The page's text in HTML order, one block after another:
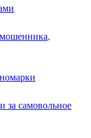
за самовольное